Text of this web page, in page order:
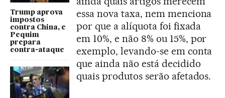
Trump aprova
impostos
contra China, e
Pequim
prepara
contra-ataque
essa nova taxa, nem menciona
por que a alíquota foi fixada
em 10%, e não 8% ou 15%, por
exemplo, levando-se em conta
que ainda não está decidido
quais produtos serão afetados.